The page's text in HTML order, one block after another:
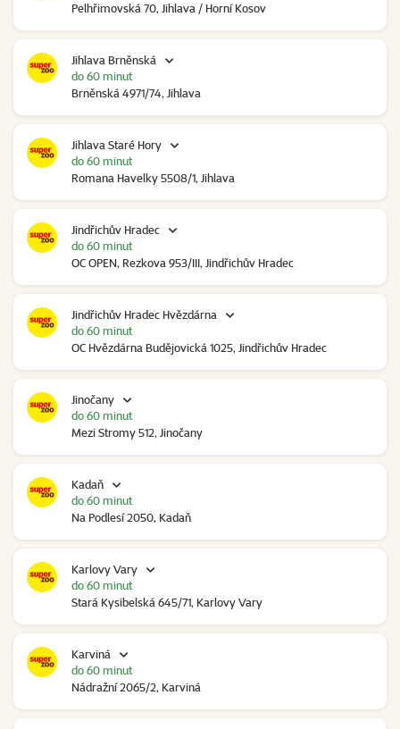
Pelhřimovská 70, Jihlava / Horní Kosov
Jihlava Brněnská
Brněnská 4971/74, Jihlava
do 60 minut
Jihlava Staré Hory
Romana Havelky 5508/1, Jihlava
do 60 minut
Jindřichův Hradec
OC OPEN, Rezkova 953/III, Jindřichův Hradec
do 60 minut
Jindřichův Hradec Hvězdárna
OC Hvězdárna Budějovická 1025, Jindřichův Hradec
do 60 minut
Jinočany
Mezi Stromy 512, Jinočany
do 60 minut
Kadaň
Na Podlesí 2050, Kadaň
do 60 minut
Karlovy Vary
Stará Kysibelská 645/71, Karlovy Vary
do 60 minut
Karviná
Nádražní 2065/2, Karviná
do 60 minut